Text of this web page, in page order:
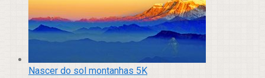
Nascer do sol montanhas 5K